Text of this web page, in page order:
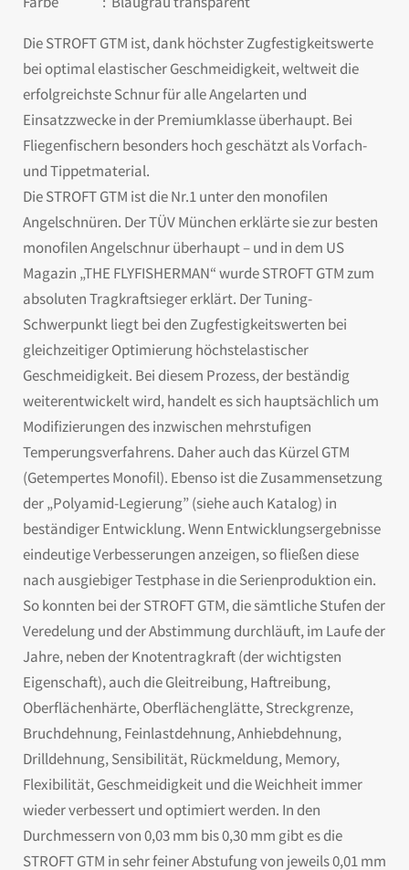
Die STROFT GTM ist, dank höchster Zugfestigkeitswerte
bei optimal elastischer Geschmeidigkeit, weltweit die
erfolgreichste Schnur für alle Angelarten und
Einsatzzwecke in der Premiumklasse überhaupt. Bei
Fliegenfischern besonders hoch geschätzt als Vorfach-
und Tippetmaterial.
Die STROFT GTM ist die Nr.1 unter den monofilen
Angelschnüren. Der TÜV München erklärte sie zur besten
monofilen Angelschnur überhaupt – und in dem US
Magazin „THE FLYFISHERMAN“ wurde STROFT GTM zum
absoluten Tragkraftsieger erklärt. Der Tuning-
Schwerpunkt liegt bei den Zugfestigkeitswerten bei
gleichzeitiger Optimierung höchstelastischer
Geschmeidigkeit. Bei diesem Prozess, der beständig
weiterentwickelt wird, handelt es sich hauptsächlich um
Modifizierungen des inzwischen mehrstufigen
Temperungsverfahrens. Daher auch das Kürzel GTM
(Getempertes Monofil). Ebenso ist die Zusammensetzung
der „Polyamid-Legierung” (siehe auch Katalog) in
beständiger Entwicklung. Wenn Entwicklungsergebnisse
eindeutige Verbesserungen anzeigen, so fließen diese
nach ausgiebiger Testphase in die Serienproduktion ein.
So konnten bei der STROFT GTM, die sämtliche Stufen der
Veredelung und der Abstimmung durchläuft, im Laufe der
Jahre, neben der Knotentragkraft (der wichtigsten
Eigenschaft), auch die Gleitreibung, Haftreibung,
Oberflächenhärte, Oberflächenglätte, Streckgrenze,
Bruchdehnung, Feinlastdehnung, Anhiebdehnung,
Drilldehnung, Sensibilität, Rückmeldung, Memory,
Flexibilität, Geschmeidigkeit und die Weichheit immer
wieder verbessert und optimiert werden. In den
Durchmessern von 0,03 mm bis 0,30 mm gibt es die
STROFT GTM in sehr feiner Abstufung von jeweils 0,01 mm